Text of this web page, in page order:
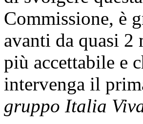
Commissione, è
avanti da quasi
più accettabile e
intervenga il
gruppo Italia